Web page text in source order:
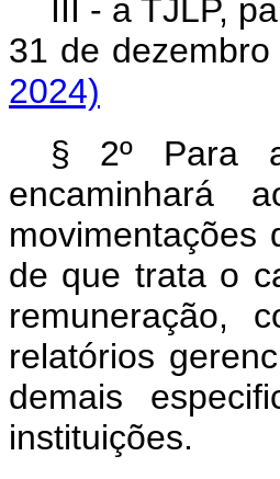
III - a TJLP,
31 de
2024)
§ 2º Para
encaminhará
movimentações
de que trata o
remuneração,
relatórios
demais
instituições.